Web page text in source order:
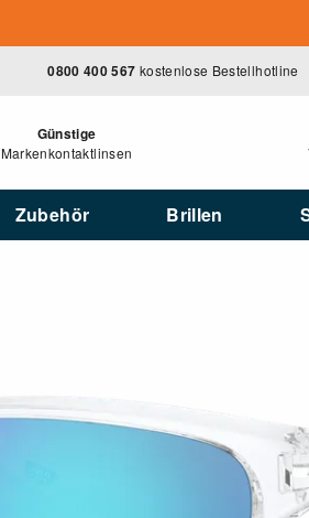
0800 400 567 kostenlose Bestellhotline
Günstige
Markenkontaktlinsen
Zubehör Brillen